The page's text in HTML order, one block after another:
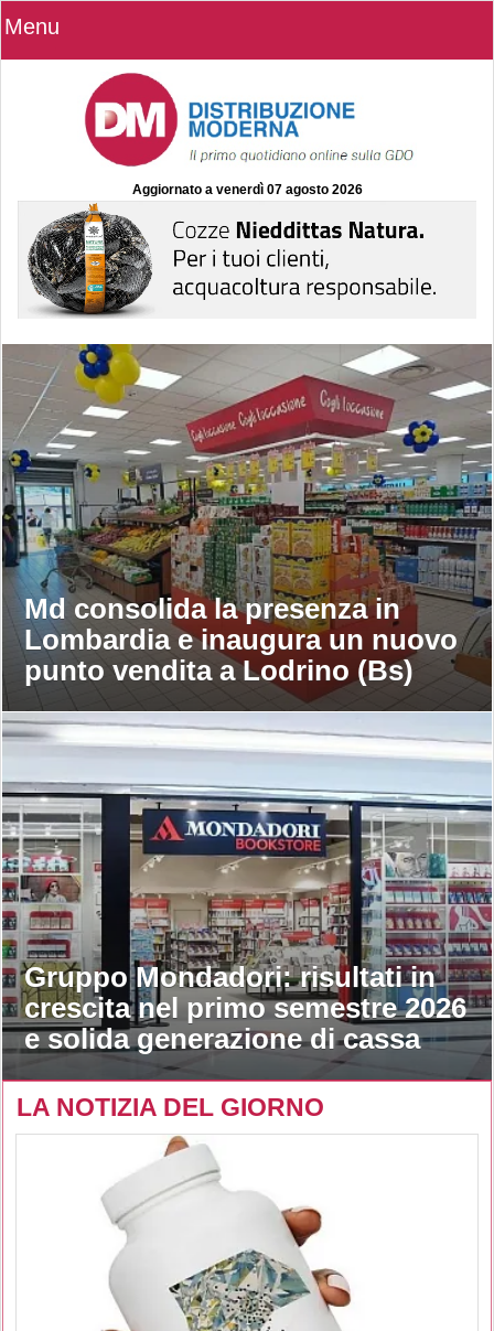
Menu
Aggiornato a venerdì 07 agosto 2026
Md consolida la presenza in
Lombardia e inaugura un nuovo
punto vendita a Lodrino (Bs)
Gruppo Mondadori: risultati in
crescita nel primo semestre 2026
e solida generazione di cassa
LA NOTIZIA DEL GIORNO